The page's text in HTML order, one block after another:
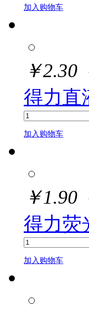
加入购物车
￥2.30
得力直
加入购物车
￥1.90
得力荧
加入购物车